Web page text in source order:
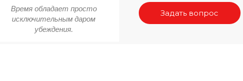
Время обладает просто
исключительным даром
убеждения.
Задать вопрос